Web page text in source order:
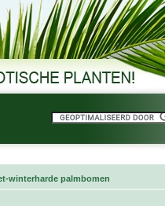
winterharde palmbomen